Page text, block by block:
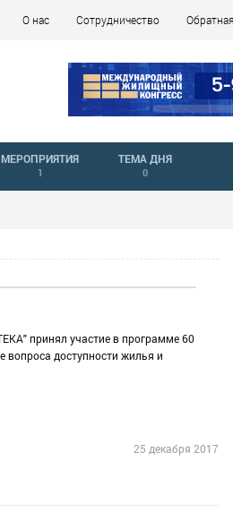
О нас Сотрудничество
МЕРОПРИЯТИЯ
1
ТЕМА ДНЯ
0
принял участие в программе 60
вопроса доступности жилья и
25 декабря 2017